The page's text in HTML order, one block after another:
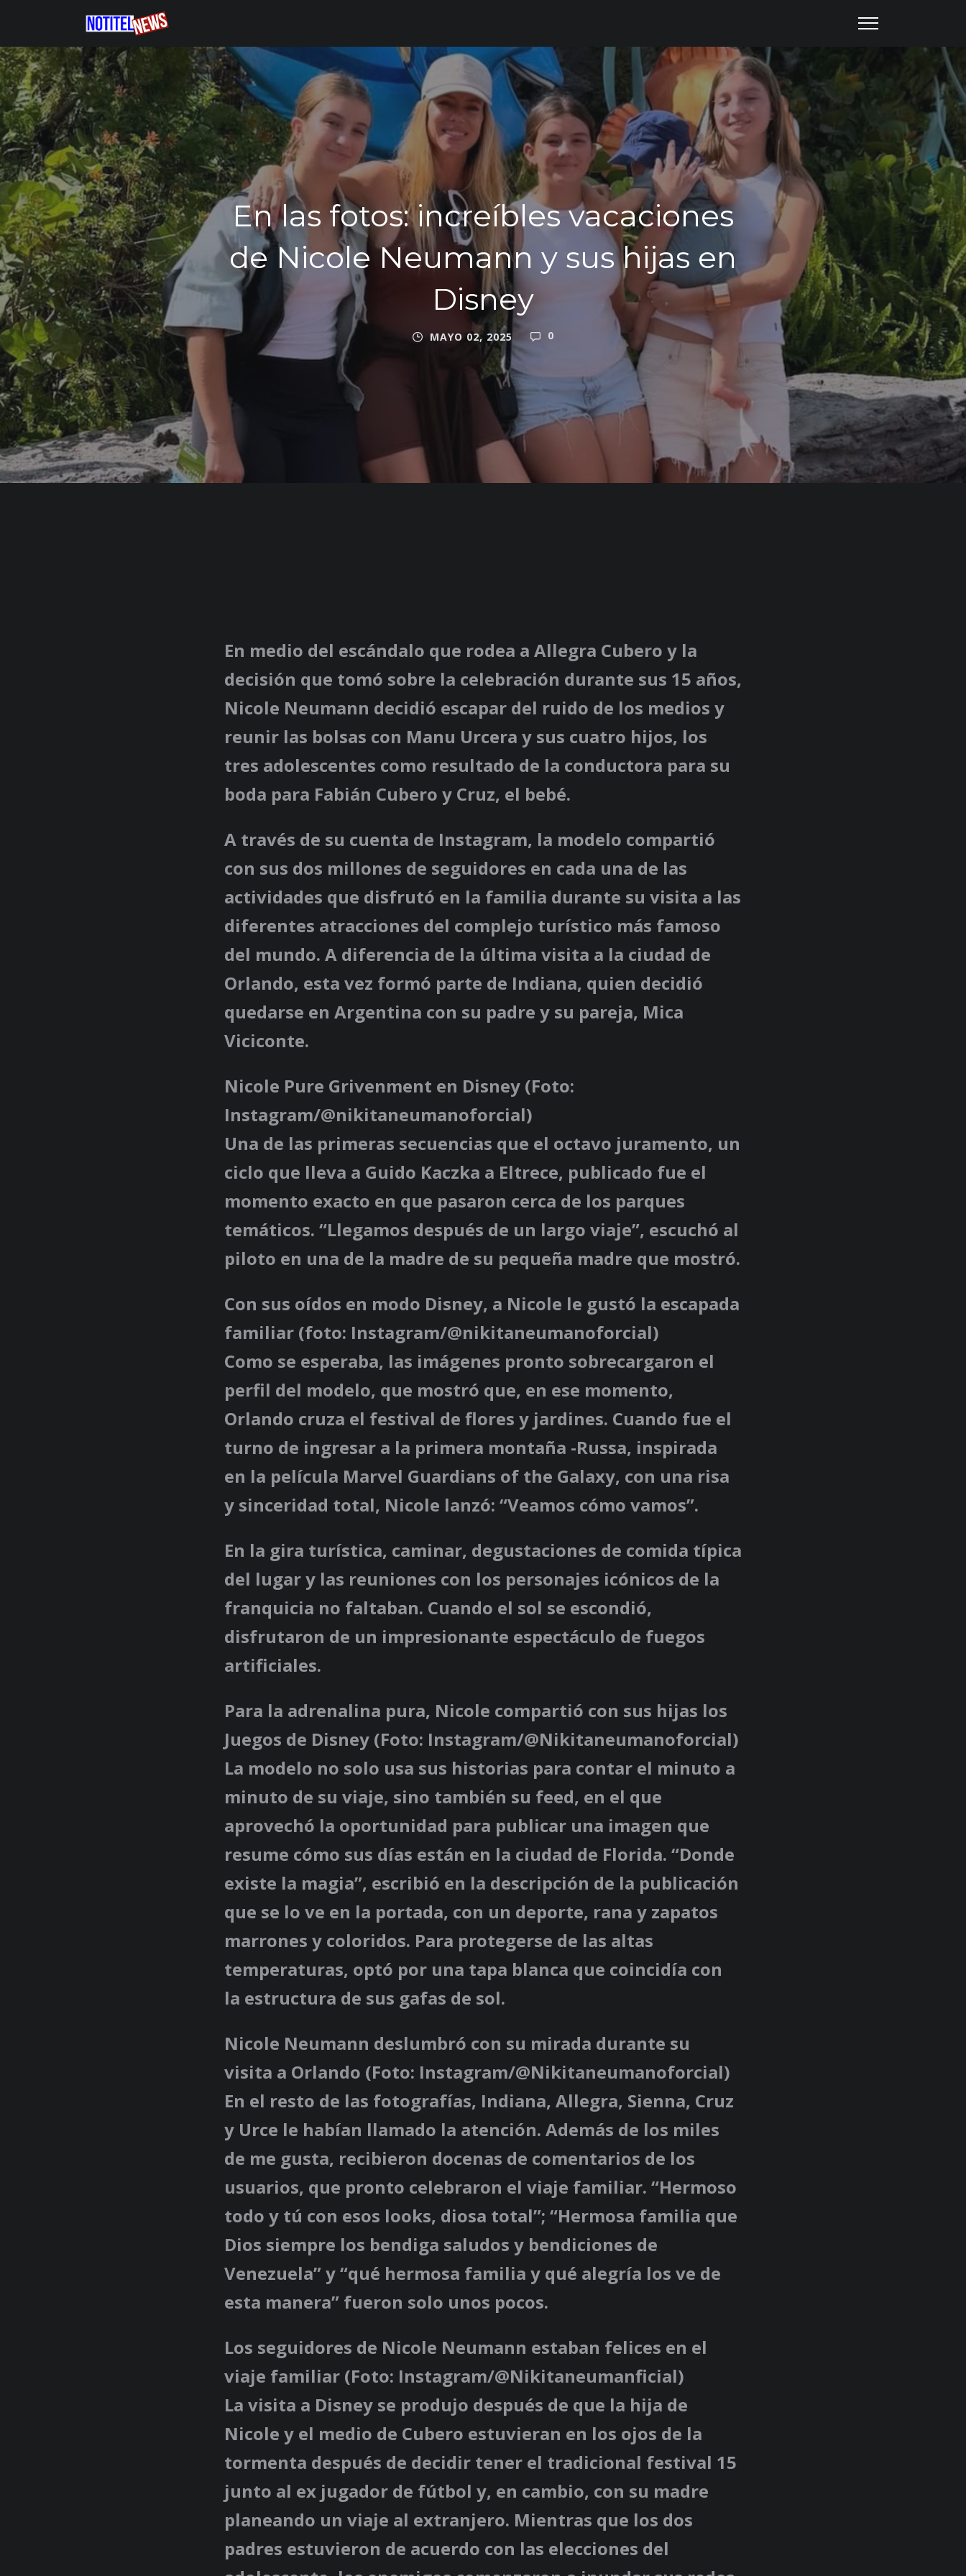
En las fotos: increíbles vacaciones
de Nicole Neumann y sus hijas en
Disney
MAYO 02, 2025 0
En medio del escándalo que rodea a Allegra Cubero y la
decisión que tomó sobre la celebración durante sus 15 años,
Nicole Neumann decidió escapar del ruido de los medios y
reunir las bolsas con Manu Urcera y sus cuatro hijos, los
tres adolescentes como resultado de la conductora para su
boda para Fabián Cubero y Cruz, el bebé.
A través de su cuenta de Instagram, la modelo compartió
con sus dos millones de seguidores en cada una de las
actividades que disfrutó en la familia durante su visita a las
diferentes atracciones del complejo turístico más famoso
del mundo. A diferencia de la última visita a la ciudad de
Orlando, esta vez formó parte de Indiana, quien decidió
quedarse en Argentina con su padre y su pareja, Mica
Viciconte.
Nicole Pure Grivenment en Disney (Foto:
Instagram/@nikitaneumanoforcial)
Una de las primeras secuencias que el octavo juramento, un
ciclo que lleva a Guido Kaczka a Eltrece, publicado fue el
momento exacto en que pasaron cerca de los parques
temáticos. “Llegamos después de un largo viaje”, escuchó al
piloto en una de la madre de su pequeña madre que mostró.
Con sus oídos en modo Disney, a Nicole le gustó la escapada
familiar (foto: Instagram/@nikitaneumanoforcial)
Como se esperaba, las imágenes pronto sobrecargaron el
perfil del modelo, que mostró que, en ese momento,
Orlando cruza el festival de flores y jardines. Cuando fue el
turno de ingresar a la primera montaña -Russa, inspirada
en la película Marvel Guardians of the Galaxy, con una risa
y sinceridad total, Nicole lanzó: “Veamos cómo vamos”.
En la gira turística, caminar, degustaciones de comida típica
del lugar y las reuniones con los personajes icónicos de la
franquicia no faltaban. Cuando el sol se escondió,
disfrutaron de un impresionante espectáculo de fuegos
artificiales.
Para la adrenalina pura, Nicole compartió con sus hijas los
Juegos de Disney (Foto: Instagram/@Nikitaneumanoforcial)
La modelo no solo usa sus historias para contar el minuto a
minuto de su viaje, sino también su feed, en el que
aprovechó la oportunidad para publicar una imagen que
resume cómo sus días están en la ciudad de Florida. “Donde
existe la magia”, escribió en la descripción de la publicación
que se lo ve en la portada, con un deporte, rana y zapatos
marrones y coloridos. Para protegerse de las altas
temperaturas, optó por una tapa blanca que coincidía con
la estructura de sus gafas de sol.
Nicole Neumann deslumbró con su mirada durante su
visita a Orlando (Foto: Instagram/@Nikitaneumanoforcial)
En el resto de las fotografías, Indiana, Allegra, Sienna, Cruz
y Urce le habían llamado la atención. Además de los miles
de me gusta, recibieron docenas de comentarios de los
usuarios, que pronto celebraron el viaje familiar. “Hermoso
todo y tú con esos looks, diosa total”; “Hermosa familia que
Dios siempre los bendiga saludos y bendiciones de
Venezuela” y “qué hermosa familia y qué alegría los ve de
esta manera” fueron solo unos pocos.
Los seguidores de Nicole Neumann estaban felices en el
viaje familiar (Foto: Instagram/@Nikitaneumanficial)
La visita a Disney se produjo después de que la hija de
Nicole y el medio de Cubero estuvieran en los ojos de la
tormenta después de decidir tener el tradicional festival 15
junto al ex jugador de fútbol y, en cambio, con su madre
planeando un viaje al extranjero. Mientras que los dos
padres estuvieron de acuerdo con las elecciones del